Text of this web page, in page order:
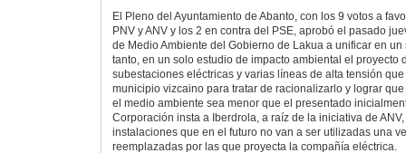
El Pleno del Ayuntamiento de Abanto, con los 9 votos a
PNV y ANV y los 2 en contra del PSE, aprobó el pasado
de Medio Ambiente del Gobierno de Lakua a unificar en
tanto, en un solo estudio de impacto ambiental el proyecto
subestaciones eléctricas y varias líneas de alta tensión
municipio vizcaino para tratar de racionalizarlo y lograr
el medio ambiente sea menor que el presentado
Corporación insta a Iberdrola, a raíz de la iniciativa de
instalaciones que en el futuro no van a ser utilizadas una
reemplazadas por las que proyecta la compañía eléctrica.